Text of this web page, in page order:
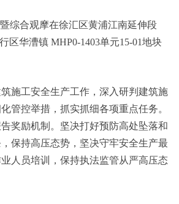
合观摩在徐汇区黄浦江南延伸段
区华漕镇 MHP0-1403单元15-01地块
施工安全生产工作，深入研判建筑施
管控举措，抓实抓细各项重点任务。
奖励机制。坚决打好预防高处坠落和
保持高压态势，坚决守牢安全生产最
人员培训，保持执法监管从严高压态